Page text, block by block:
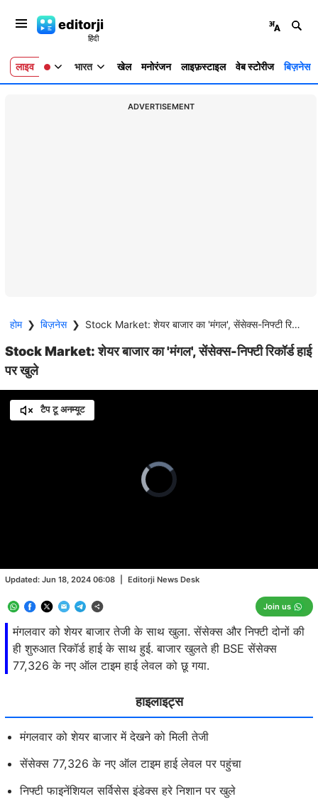
editorji
लाइव भारत खेल मनोरंजन लाइफ़स्टाइल वेब स्टोरीज बिज़नेस
ADVERTISEMENT
होम ❯ बिज़नेस ❯ Stock Market: शेयर बाजार का 'मंगल', सेंसेक्स-निफ्टी रिकॉर्ड हाई पर खुले
Stock Market: शेयर बाजार का 'मंगल', सेंसेक्स-निफ्टी रिकॉर्ड हाई
पर खुले
मंगलवार को शेयर बाजार तेजी के साथ खुला. सेंसेक्स और निफ्टी दोनों की
ही शुरुआत रिकॉर्ड हाई के साथ हुई. बाजार खुलते ही BSE सेंसेक्स
77,326 के नए ऑल टाइम हाई लेवल को छू गया.
Updated: Jun 18, 2024 06:08 Editorji News Desk
Join us
टैप टू अनम्यूट
Video
Player
is
loading.
हाइलाइट्स
मंगलवार को शेयर बाजार में देखने को मिली तेजी
सेंसेक्स 77,326 के नए ऑल टाइम हाई लेवल पर पहुंचा
निफ्टी फाइनेंशियल सर्विसेस इंडेक्स हरे निशान पर खुले